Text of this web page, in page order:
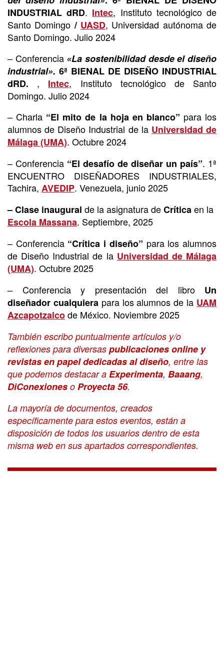
INDUSTRIAL dRD. Intec, Instituto tecnológico de
Santo Domingo / UASD, Universidad autónoma de
Santo Domingo. Julio 2024
– Conferencia «La sostenibilidad desde el diseño
industrial». 6ª BIENAL DE DISEÑO INDUSTRIAL
dRD. , Intec, Instituto tecnológico de Santo
Domingo. Julio 2024
– Charla “El mito de la hoja en blanco” para los
alumnos de Diseño Industrial de la Universidad de
Málaga (UMA). Octubre 2024
– Conferencia “El desafío de diseñar un país”. 1ª
ENCUENTRO DISEÑADORES INDUSTRIALES,
Tachira, AVEDIP. Venezuela, junio 2025
– Clase inaugural de la asignatura deCríticaen la
Escola Massana. Septiembre, 2025
– Conferencia “Crítica i diseño” para los alumnos
de Diseño Industrial de la Universidad de Málaga
(UMA). Octubre 2025
– Conferencia y presentación del libroUn
diseñador cualquiera para los alumnos de la UAM
Azcapotzalcode México. Noviembre 2025
También escribo puntualmente artículos y/o
reflexiones para diversas publicaciones online y
revistas en papel dedicadas al diseño, entre las
que podemos destacar a Experimenta, Baaang,
DiConexiones o Proyecta 56.
La mayoría de documentos, creados
específicamente para estos eventos, están a
disposición de todos los usuarios dentro de esta
misma web en sus apartados correspondientes.